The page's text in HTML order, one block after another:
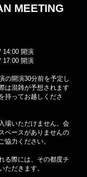
MEETING
14:00 開演
17:00 開演
の開演30分前を予定し
は混雑が予想されます
持ってお越しくださ
場いただけません。会
ペースがありませんの
協力ください。
る際には、その都度チ
ただきます。